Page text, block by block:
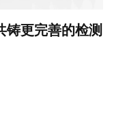
更完善的检测